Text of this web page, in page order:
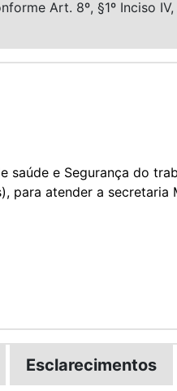
Art. 8º, §1º Inciso IV,
saúde e Segurança do
para atender a secretaria
Esclarecimentos